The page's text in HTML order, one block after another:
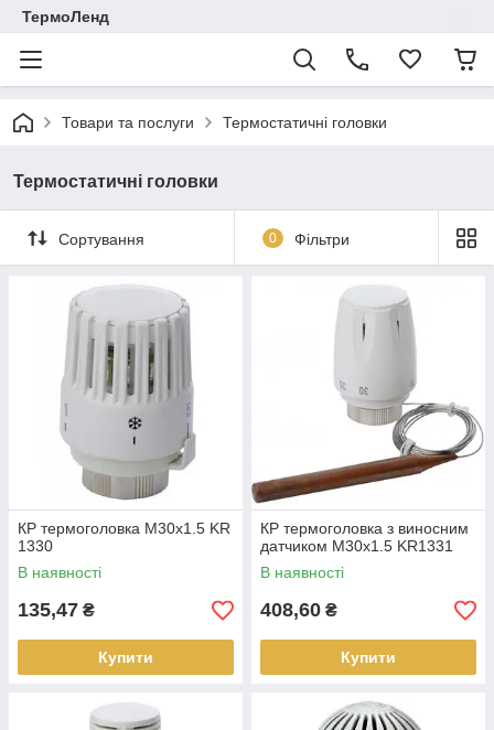
ТермоЛенд
Товари та послуги Термостатичні головки
Термостатичні головки
Сортування 0 Фільтри
КР термоголовка M30x1.5 KR
1330
В наявності
135,47 ₴
Купити
КР термоголовка з виносним
датчиком M30x1.5 KR1331
В наявності
408,60 ₴
Купити